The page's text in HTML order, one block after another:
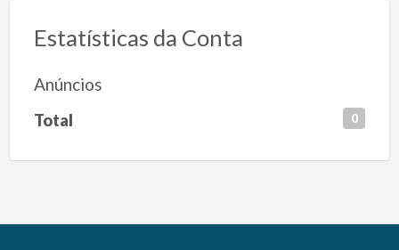
Estatísticas da Conta
Anúncios
Total 0